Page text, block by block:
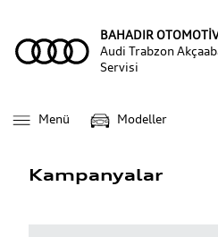
BAHADIR
Audi Trabzon
Servisi
Menü Modeller
Kampanyalar